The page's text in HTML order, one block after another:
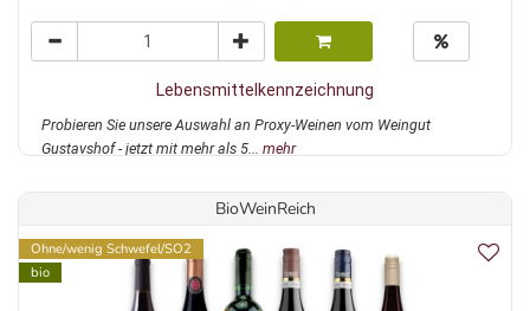
Lebensmittelkennzeichnung
Probieren Sie unsere Auswahl an Proxy-Weinen vom Weingut
Gustavshof - jetzt mit mehr als 5... mehr
BioWeinReich
Ohne/wenig Schwefel/SO2
bio